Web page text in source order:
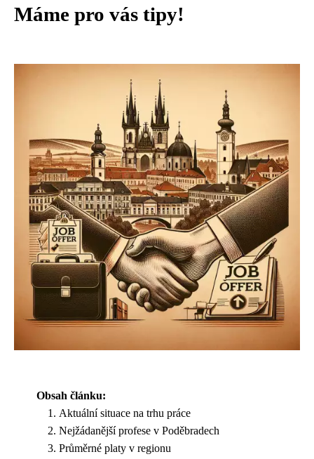
Máme pro vás tipy!
Obsah článku:
Aktuální situace na trhu práce
Nejžádanější profese v Poděbradech
Průměrné platy v regionu